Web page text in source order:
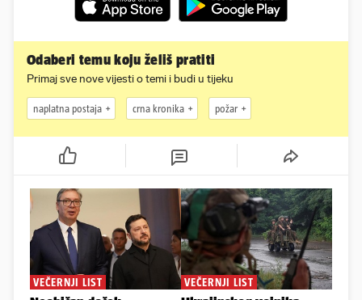
Odaberi temu koju želiš pratiti
Primaj sve nove vijesti o temi i budi u tijeku
naplatna postaja crna kronika požar